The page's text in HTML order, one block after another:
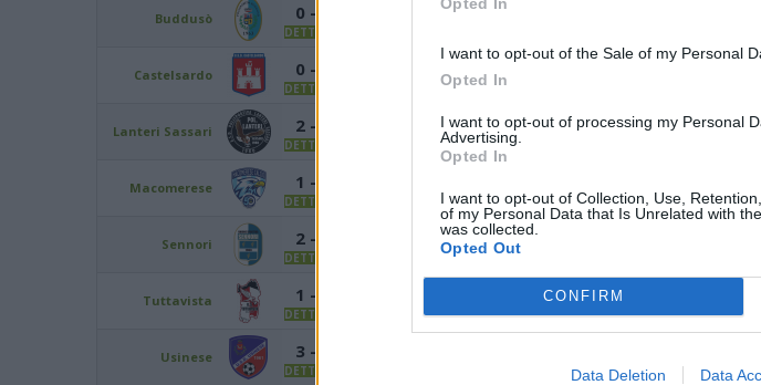
I want to opt-out of the Sale of my Personal
Opted In
I want to opt-out of processing my Personal
Advertising.
Opted In
I want to opt-out of Collection, Use,
of my Personal Data that Is Unrelated with
was collected.
Opted Out
CONFIRM
Data Deletion Data
Buddusò 0 - 0
DETTAGLI
Siniscola
Castelsardo 0 - 0
DETTAGLI
Bosa
Lanteri Sassari 2 - 2
DETTAGLI
Ovodda
Macomerese 1 - 2
DETTAGLI
Sennori 2 - 3
DETTAGLI
Coghinas
Calcio
Tuttavista 1 - 2
DETTAGLI
Usinese 3 - 2
DETTAGLI
Lanteri Sassari 1 -
Stintino